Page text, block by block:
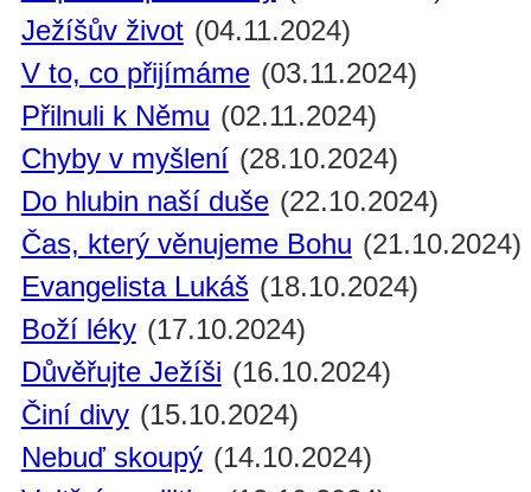
Ježíšův život (04.11.2024)
V to, co přijímáme (03.11.2024)
Přilnuli k Němu (02.11.2024)
Chyby v myšlení (28.10.2024)
Do hlubin naší duše (22.10.2024)
Čas, který věnujeme Bohu (21.10.2024)
Evangelista Lukáš (18.10.2024)
Boží léky (17.10.2024)
Důvěřujte Ježíši (16.10.2024)
Činí divy (15.10.2024)
Nebuď skoupý (14.10.2024)